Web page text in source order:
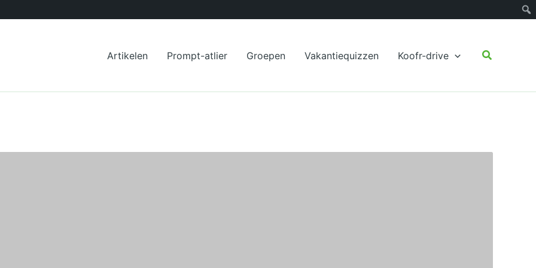
Artikelen Prompt-atlier Groepen Vakantiequizzen Koofr-drive Zoeken